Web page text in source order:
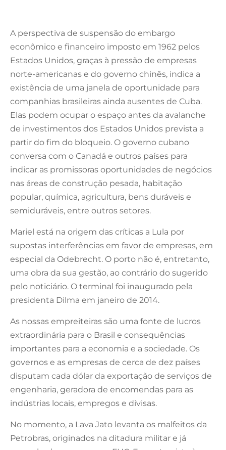
A perspectiva de suspensão do embargo
econômico e financeiro imposto em 1962 pelos
Estados Unidos, graças à pressão de empresas
norte-americanas e do governo chinês, indica a
existência de uma janela de oportunidade para
companhias brasileiras ainda ausentes de Cuba.
Elas podem ocupar o espaço antes da avalanche
de investimentos dos Estados Unidos prevista a
partir do fim do bloqueio. O governo cubano
conversa com o Canadá e outros países para
indicar as promissoras oportunidades de negócios
nas áreas de construção pesada, habitação
popular, química, agricultura, bens duráveis e
semiduráveis, entre outros setores.
Mariel está na origem das críticas a Lula por
supostas interferências em favor de empresas, em
especial da Odebrecht. O porto não é, entretanto,
uma obra da sua gestão, ao contrário do sugerido
pelo noticiário. O terminal foi inaugurado pela
presidenta Dilma em janeiro de 2014.
As nossas empreiteiras são uma fonte de lucros
extraordinária para o Brasil e consequências
importantes para a economia e a sociedade. Os
governos e as empresas de cerca de dez países
disputam cada dólar da exportação de serviços de
engenharia, geradora de encomendas para as
indústrias locais, empregos e divisas.
No momento, a Lava Jato levanta os malfeitos da
Petrobras, originados na ditadura militar e já